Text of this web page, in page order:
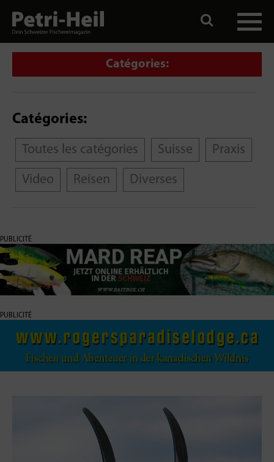
Catégories:
Catégories:
Toutes les catégories Suisse Praxis
Video Reisen Diverses
PUBLICITÉ
PUBLICITÉ